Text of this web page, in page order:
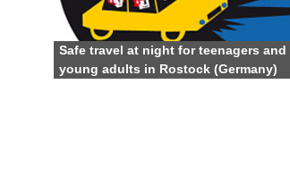
Safe travel at night for teenagers and
young adults in Rostock (Germany)